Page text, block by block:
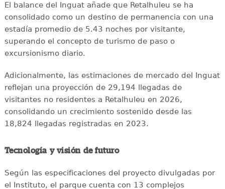
El balance del Inguat añade que Retalhuleu se ha
consolidado como un destino de permanencia con una
estadía promedio de 5.43 noches por visitante,
superando el concepto de turismo de paso o
excursionismo diario.
Adicionalmente, las estimaciones de mercado del Inguat
reflejan una proyección de 29,194 llegadas de
visitantes no residentes a Retalhuleu en 2026,
consolidando un crecimiento sostenido desde las
18,824 llegadas registradas en 2023.
Tecnología y visión de futuro
Según las especificaciones del proyecto divulgadas por
el Instituto, el parque cuenta con 13 complejos